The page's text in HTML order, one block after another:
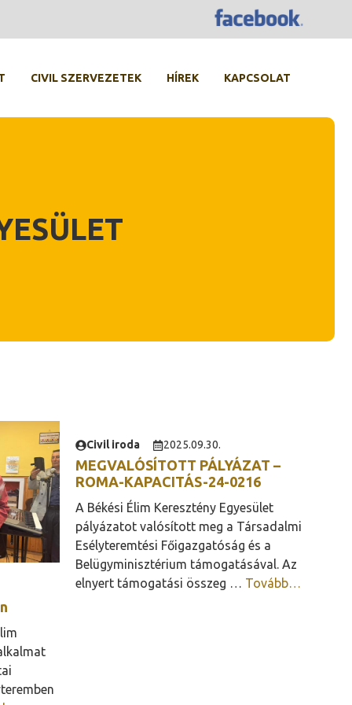
CIVIL SZERVEZETEK HÍREK KAPCSOLAT
Civil iroda 2025.09.30.
MEGVALÓSÍTOTT PÁLYÁZAT –
ROMA-KAPACITÁS-24-0216
A Békési Élim Keresztény Egyesület
pályázatot valósított meg a Társadalmi
Esélyteremtési Főigazgatóság és a
Belügyminisztérium támogatásával. Az
elnyert támogatási összeg … Tovább…